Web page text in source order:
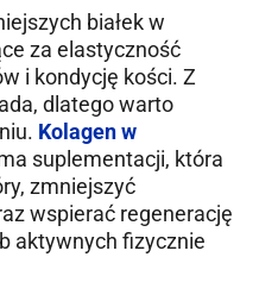
białek w
za elastyczność
i kondycję kości. Z
dlatego warto
Kolagen w
suplementacji, która
zmniejszyć
wspierać regenerację
aktywnych fizycznie